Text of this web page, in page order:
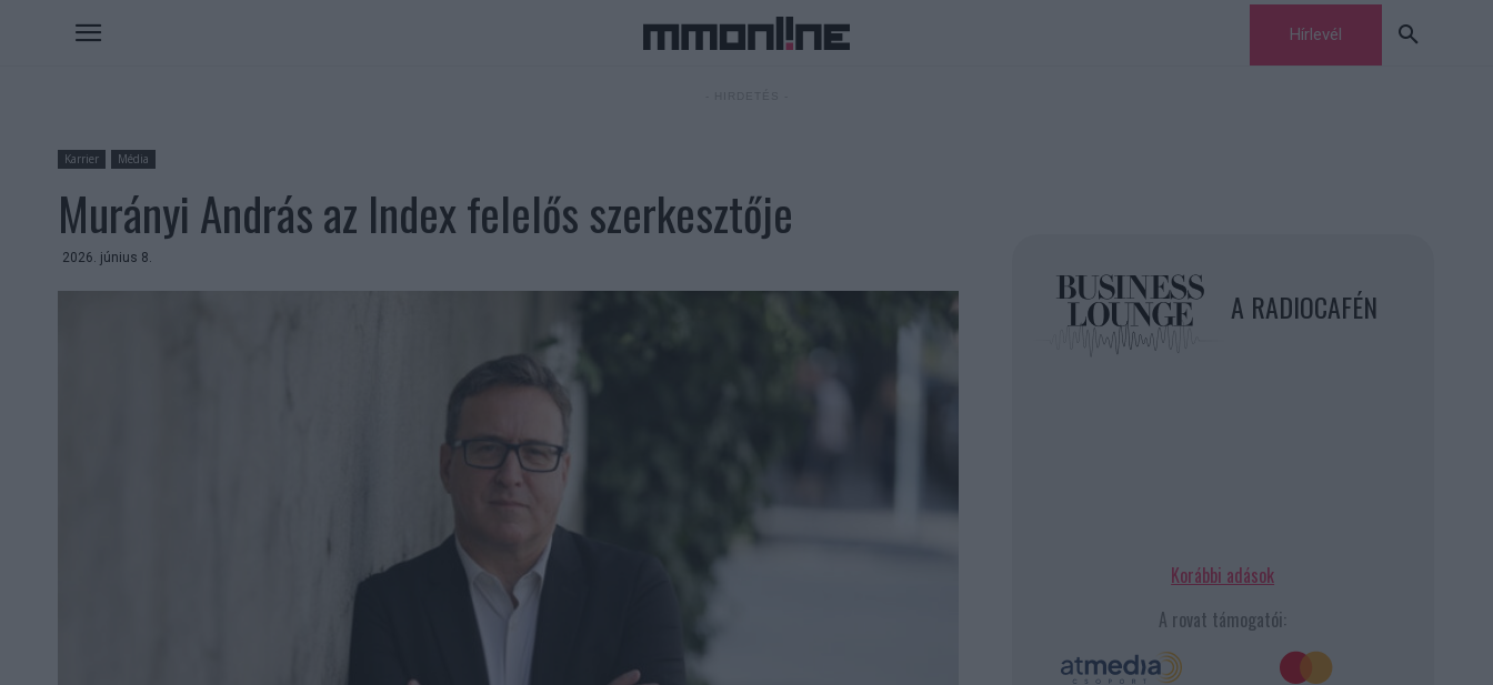
Hírlevél
Karrier Média
Murányi András az Index felelős szerkesztője
2026. június 8.
A RADIOCAFÉN
Korábbi adások
A rovat támogatói: